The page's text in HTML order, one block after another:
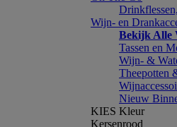
Wijn- en
Bekijk Alle
Tassen en
Wijn- &
Theepotten
Nieuw
KIES Kleur
Kersenrood